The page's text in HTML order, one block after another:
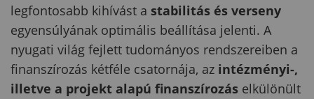
legfontosabb kihívást a stabilitás és verseny
egyensúlyának optimális beállítása jelenti. A
nyugati világ fejlett tudományos rendszereiben a
finanszírozás kétféle csatornája, az intézményi-,
illetve a projekt alapú finanszírozás elkülönült